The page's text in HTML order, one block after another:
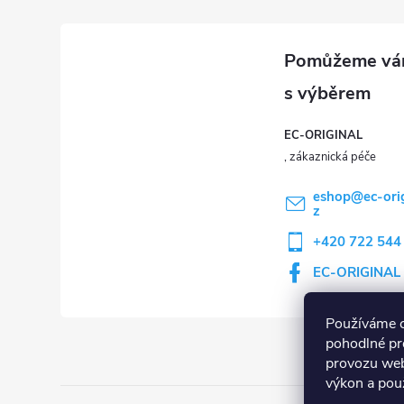
Používáme
pohodlné
provozu
výkon a
EC-ORIGINAL
eshop@ec-
z
+420 722
EC-ORIGINAL